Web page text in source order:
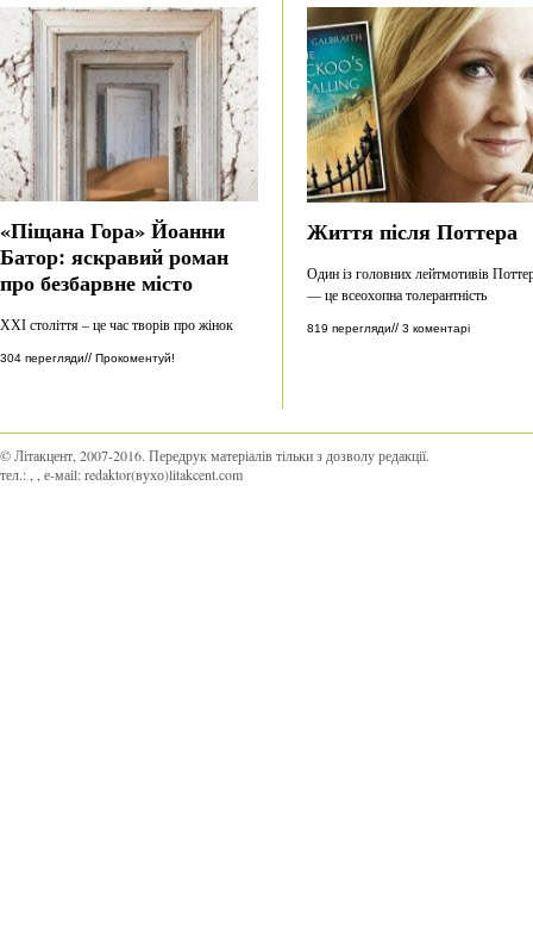
«Піщана Гора» Йоанни
Батор: яскравий роман
про безбарвне місто
ХХІ століття – це час творів про жінок
304 перегляди// Прокоментуй!
Життя після Поттера
Один із головних лейтмотивів
— це всеохопна толерантність
819 перегляди// 3 коментарі
© Літакцент, 2007-2016. Передрук матеріалів тільки з дозволу редакції.
тел.:
, е-маіl:redaktor(вухо)litakcent.com